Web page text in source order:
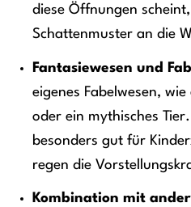
diese Öffnungen
Schattenmuster an die
Fantasiewesen und
eigenes Fabelwesen,
oder ein mythisches
besonders gut für
regen die
Kombination mit